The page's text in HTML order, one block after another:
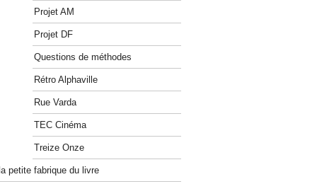
Projet AM
Projet DF
Questions de méthodes
Rétro Alphaville
Rue Varda
TEC Cinéma
Treize Onze
la petite fabrique du livre